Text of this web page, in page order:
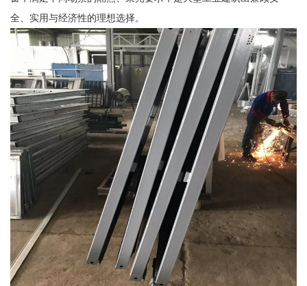
全、实用与经济性的理想选择。